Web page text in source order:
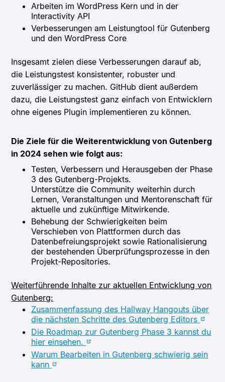
Arbeiten im WordPress Kern und in der
Interactivity API
Verbesserungen am Leistungtool für Gutenberg
und den WordPress Core
Insgesamt zielen diese Verbesserungen darauf ab,
die Leistungstest konsistenter, robuster und
zuverlässiger zu machen. GitHub dient außerdem
dazu, die Leistungstest ganz einfach von Entwicklern
ohne eigenes Plugin implementieren zu können.
Die Ziele für die Weiterentwicklung von Gutenberg
in 2024 sehen wie folgt aus:
Testen, Verbessern und Herausgeben der Phase
3 des Gutenberg-Projekts.
Unterstütze die Community weiterhin durch
Lernen, Veranstaltungen und Mentorenschaft für
aktuelle und zukünftige Mitwirkende.
Behebung der Schwierigkeiten beim
Verschieben von Plattformen durch das
Datenbefreiungsprojekt sowie Rationalisierung
der bestehenden Überprüfungsprozesse in den
Projekt-Repositories.
Weiterführende Inhalte zur aktuellen Entwicklung von
Gutenberg:
Zusammenfassung des Hallway Hangouts über
die nächsten Schritte des Gutenberg Editors
Die Roadmap zur Gutenberg Phase 3 kannst du
hier einsehen.
Warum Bearbeiten in Gutenberg schwierig sein
kann